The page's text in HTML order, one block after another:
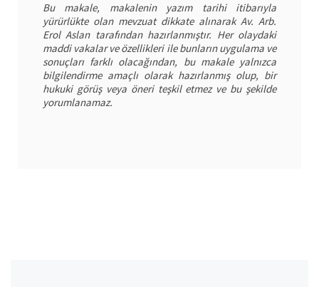
Bu makale, makalenin yazım tarihi itibarıyla
yürürlükte olan mevzuat dikkate alınarak Av. Arb.
Erol Aslan tarafından hazırlanmıştır. Her olaydaki
maddi vakalar ve özellikleri ile bunların uygulama ve
sonuçları farklı olacağından, bu makale yalnızca
bilgilendirme amaçlı olarak hazırlanmış olup, bir
hukuki görüş veya öneri teşkil etmez ve bu şekilde
yorumlanamaz.